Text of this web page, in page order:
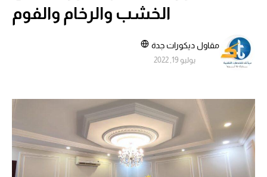
الخشب والرخام والفوم
مقاول ديكورات جدة
يوليو 19, 2022